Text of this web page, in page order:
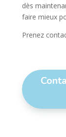
dès
faire mieux
Prenez